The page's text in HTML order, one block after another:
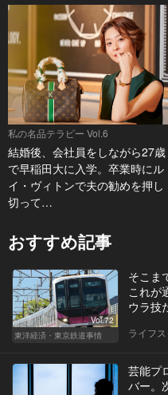
私の名品テラピー Vol.6
結婚後、会社員をしながら27歳
で早稲田大に入学。卒業時にル
イ・ヴィトンで夫の勧めを押し
切って…
おすすめ記事
Vol.72
東洋経済・東京鉄道事情
そこま
これが
ウラ技
ライフ
芸能プ
バー。